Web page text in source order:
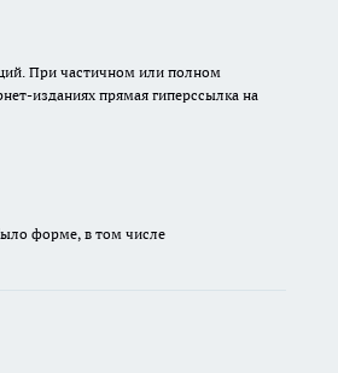
При частичном или полном
изданиях прямая гиперссылка на
форме, в том числе